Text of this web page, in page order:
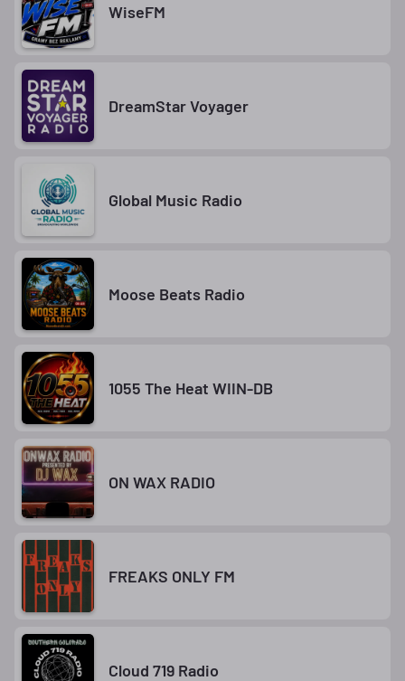
WiseFM
DreamStar Voyager
Global Music Radio
Moose Beats Radio
1055 The Heat WIIN-DB
ON WAX RADIO
FREAKS ONLY FM
Cloud 719 Radio